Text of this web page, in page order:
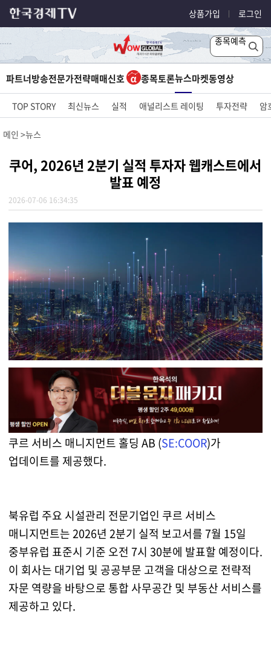
상품가입 로그인
종목예측
파트너방송전문가전략매매신호 종목토론뉴스마켓동영상
TOP STORY 최신뉴스 실적 애널리스트 레이팅 투자전략 암
메인 뉴스
쿠어, 2026년 2분기 실적 투자자 웹캐스트에서
발표 예정
2026-07-06 16:34:35
쿠르 서비스 매니지먼트 홀딩 AB (SE:COOR)가
업데이트를 제공했다.
북유럽 주요 시설관리 전문기업인 쿠르 서비스
매니지먼트는 2026년 2분기 실적 보고서를 7월 15일
중부유럽 표준시 기준 오전 7시 30분에 발표할 예정이다.
이 회사는 대기업 및 공공부문 고객을 대상으로 전략적
자문 역량을 바탕으로 통합 사무공간 및 부동산 서비스를
제공하고 있다.